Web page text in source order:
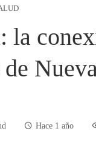
Hace 1 año